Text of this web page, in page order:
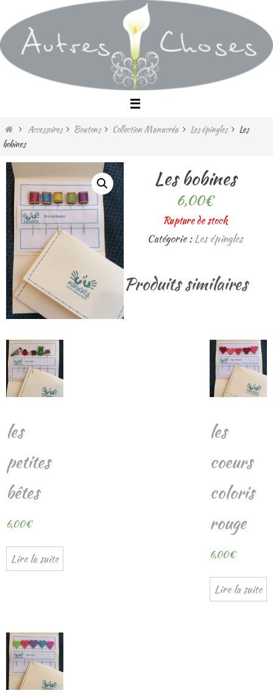
vers
le
contenu
HomeAccessoires Boutons Collection Manucréa Les épingles
Les
bobines
Les bobines
6,00€
Rupture de stock
Catégorie :Les épingles
Produits similaires
les
petites
bêtes
6,00€
Lire la suite
les
coeurs
coloris
rouge
6,00€
Lire la suite